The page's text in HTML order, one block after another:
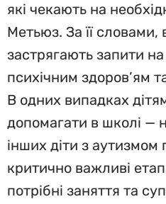
які чекають на
Метьюз. За її словами,
застрягають запити
психічним здоров’ям
В одних випадках
допомагати в школі —
інших діти з
критично важливі
потрібні заняття та